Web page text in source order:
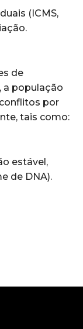
(ICMS,
de
a população
por
tais como:
estável,
de DNA).